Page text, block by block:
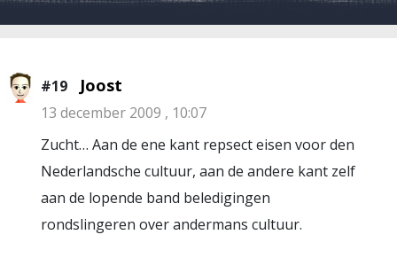
#19 Joost
13 december 2009 , 10:07
Zucht… Aan de ene kant repsect eisen voor den
Nederlandsche cultuur, aan de andere kant zelf
aan de lopende band beledigingen
rondslingeren over andermans cultuur.